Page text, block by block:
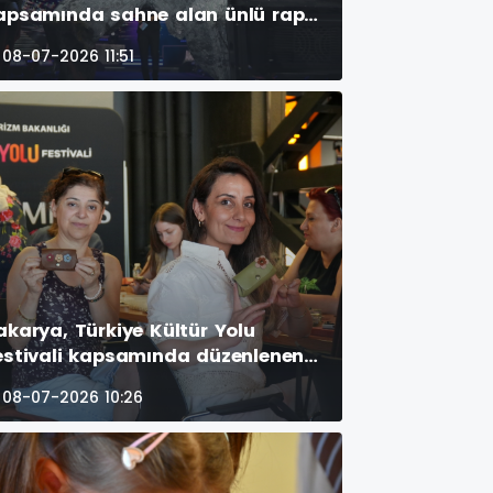
sahne alan ünlü rap
Sefo, Millet Bahçesi’ni
tıklım dolduran binlerce
müzik dolu bir gece
(İŞTE GECEYE DAMGA VURAN
KARELERİ )
08-07-2026 11:51
Türkiye Kültür Yolu
kapsamında düzenlenen
renkli etkinliklerle
kalbi olmaya devam
(GÜNÜN ÖNE ÇIKAN
KARELERİ )
08-07-2026 10:26